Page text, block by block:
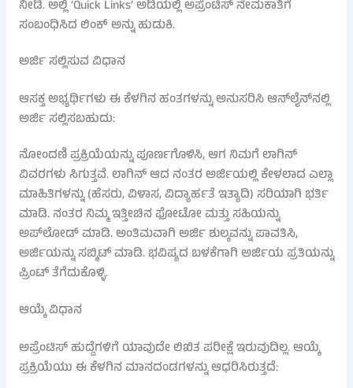
ನೀಡಿ. ಅಲ್ಲಿ ‘Quick Links’ ಅಡಿಯಲ್ಲಿ ಅಪ್ರೆಂಟಿಸ್ ನೇಮಕಾತಿಗೆ
ಸಂಬಂಧಿಸಿದ ಲಿಂಕ್ ಅನ್ನು ಹುಡುಕಿ.
ಅರ್ಜಿ ಸಲ್ಲಿಸುವ ವಿಧಾನ
ಆಸಕ್ತ ಅಭ್ಯರ್ಥಿಗಳು ಈ ಕೆಳಗಿನ ಹಂತಗಳನ್ನು ಅನುಸರಿಸಿ ಆನ್‌ಲೈನ್‌ನಲ್ಲಿ
ಅರ್ಜಿ ಸಲ್ಲಿಸಬಹುದು:
ನೋಂದಣಿ ಪ್ರಕ್ರಿಯೆಯನ್ನು ಪೂರ್ಣಗೊಳಿಸಿ, ಆಗ ನಿಮಗೆ ಲಾಗಿನ್
ವಿವರಗಳು ಸಿಗುತ್ತವೆ. ಲಾಗಿನ್ ಆದ ನಂತರ ಅರ್ಜಿಯಲ್ಲಿ ಕೇಳಲಾದ ಎಲ್ಲಾ
ಮಾಹಿತಿಗಳನ್ನು (ಹೆಸರು, ವಿಳಾಸ, ವಿದ್ಯಾರ್ಹತೆ ಇತ್ಯಾದಿ) ಸರಿಯಾಗಿ ಭರ್ತಿ
ಮಾಡಿ. ನಂತರ ನಿಮ್ಮ ಇತ್ತೀಚಿನ ಫೋಟೋ ಮತ್ತು ಸಹಿಯನ್ನು
ಅಪ್‌ಲೋಡ್ ಮಾಡಿ. ಅಂತಿಮವಾಗಿ ಅರ್ಜಿ ಶುಲ್ಕವನ್ನು ಪಾವತಿಸಿ,
ಅರ್ಜಿಯನ್ನು ಸಬ್ಮಿಟ್ ಮಾಡಿ. ಭವಿಷ್ಯದ ಬಳಕೆಗಾಗಿ ಅರ್ಜಿಯ ಪ್ರತಿಯನ್ನು
ಪ್ರಿಂಟ್ ತೆಗೆದುಕೊಳ್ಳಿ.
ಆಯ್ಕೆ ವಿಧಾನ
ಅಪ್ರೆಂಟಿಸ್ ಹುದ್ದೆಗಳಿಗೆ ಯಾವುದೇ ಲಿಖಿತ ಪರೀಕ್ಷೆ ಇರುವುದಿಲ್ಲ. ಆಯ್ಕೆ
ಪ್ರಕ್ರಿಯೆಯು ಈ ಕೆಳಗಿನ ಮಾನದಂಡಗಳನ್ನು ಆಧರಿಸಿರುತ್ತದೆ: